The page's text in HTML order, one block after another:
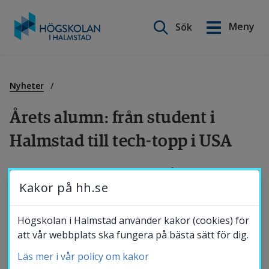
innehåll
Sök
Meny
Nyheter
Årets alumn: från student i
Halmstad till tech-topp i USA
Christian Gyrling, som i dag får utmärkelsen
Årets alumn vid Högskolan i Halmstad, är en
tidigare dataingenjörsstudent som har gjort
en imponerande karriär inom spelindustrin.
Utbildningen vid Högskolan lade en stabil
English
Utbildning
Forskning
Samverkan
Om Högskolan
Kakor på hh.se
Högskolan i Halmstad använder kakor (cookies) för
att vår webbplats ska fungera på bästa sätt för dig.
Läs mer i vår policy om kakor